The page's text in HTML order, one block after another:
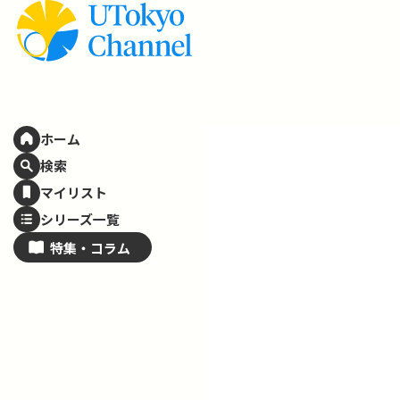
ホーム
検索
マイリスト
シリーズ一覧
特集・ コラム